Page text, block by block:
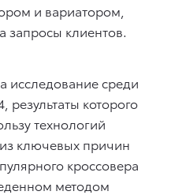
и вариатором,
запросы клиентов.
исследование среди
результаты которого
технологий
ключевых причин
кроссовера
методом